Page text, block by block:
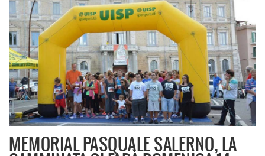
MEMORIAL PASQUALE SALERNO, LA